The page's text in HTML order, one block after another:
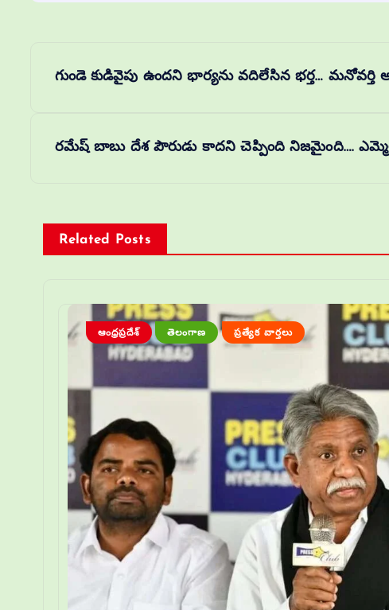
గుండె కుడివైపు ఉందని భార్యను వదిలేసిన భర్త… మనోవర్తి
రమేష్ బాబు దేశ పౌరుడు కాదని చెప్పింది నిజమైంది….
Related Posts
ఆంధ్రప్రదేశ్ తెలంగాణ ప్రత్యేక వార్తలు